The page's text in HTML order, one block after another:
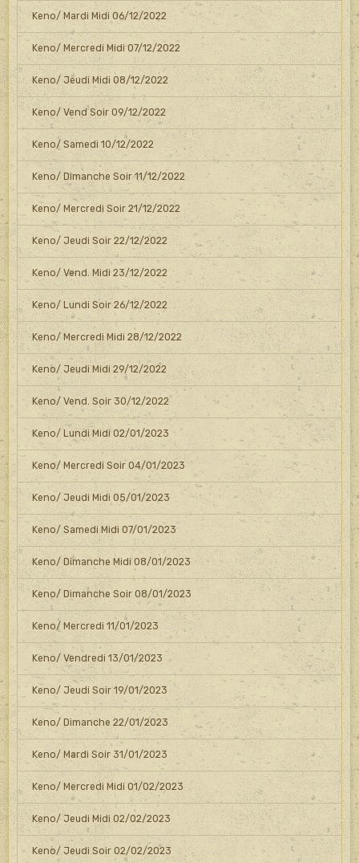
Keno/ Mardi Midi 06/12/2022
Keno/ Mercredi Midi 07/12/2022
Keno/ Jeudi Midi 08/12/2022
Keno/ Vend Soir 09/12/2022
Keno/ Samedi 10/12/2022
Keno/ Dimanche Soir 11/12/2022
Keno/ Mercredi Soir 21/12/2022
Keno/ Jeudi Soir 22/12/2022
Keno/ Vend. Midi 23/12/2022
Keno/ Lundi Soir 26/12/2022
Keno/ Mercredi Midi 28/12/2022
Keno/ Jeudi Midi 29/12/2022
Keno/ Vend. Soir 30/12/2022
Keno/ Lundi Midi 02/01/2023
Keno/ Mercredi Soir 04/01/2023
Keno/ Jeudi Midi 05/01/2023
Keno/ Samedi Midi 07/01/2023
Keno/ Dimanche Midi 08/01/2023
Keno/ Dimanche Soir 08/01/2023
Keno/ Mercredi 11/01/2023
Keno/ Vendredi 13/01/2023
Keno/ Jeudi Soir 19/01/2023
Keno/ Dimanche 22/01/2023
Keno/ Mardi Soir 31/01/2023
Keno/ Mercredi Midi 01/02/2023
Keno/ Jeudi Midi 02/02/2023
Keno/ Jeudi Soir 02/02/2023